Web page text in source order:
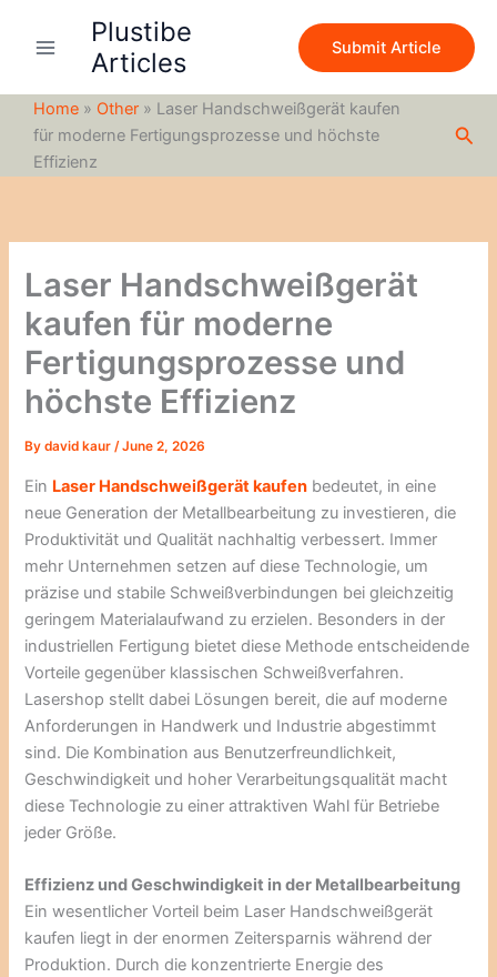
Plustibe
Articles
Submit Article
Home » Other » Laser Handschweißgerät kaufen
für moderne Fertigungsprozesse und höchste
Effizienz
Laser Handschweißgerät
kaufen für moderne
Fertigungsprozesse und
höchste Effizienz
Bydavid kaur/June 2, 2026
Ein Laser Handschweißgerät kaufen bedeutet, in eine
neue Generation der Metallbearbeitung zu investieren, die
Produktivität und Qualität nachhaltig verbessert. Immer
mehr Unternehmen setzen auf diese Technologie, um
präzise und stabile Schweißverbindungen bei gleichzeitig
geringem Materialaufwand zu erzielen. Besonders in der
industriellen Fertigung bietet diese Methode entscheidende
Vorteile gegenüber klassischen Schweißverfahren.
Lasershop stellt dabei Lösungen bereit, die auf moderne
Anforderungen in Handwerk und Industrie abgestimmt
sind. Die Kombination aus Benutzerfreundlichkeit,
Geschwindigkeit und hoher Verarbeitungsqualität macht
diese Technologie zu einer attraktiven Wahl für Betriebe
jeder Größe.
Effizienz und Geschwindigkeit in der Metallbearbeitung
Ein wesentlicher Vorteil beim Laser Handschweißgerät
kaufen liegt in der enormen Zeitersparnis während der
Produktion. Durch die konzentrierte Energie des
c